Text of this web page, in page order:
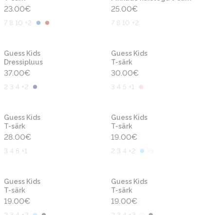
23.00€
7 8 10 +2
25.00€
7 8 10 +2
Guess Kids
Dressipluus
37.00€
2 3 4 +2
Guess Kids
T-särk
30.00€
3 4 5 +1
Guess Kids
T-särk
28.00€
3 4 5 +1
Guess Kids
T-särk
19.00€
2 3 4 +2
Guess Kids
T-särk
19.00€
Guess Kids
T-särk
19.00€